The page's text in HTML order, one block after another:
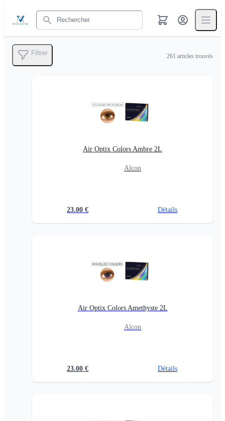
Rechercher
Filtrer 261 articles trouvés
Air Optix Colors Ambre 2L
Alcon
23.00 € Détails
Air Optix Colors Amethyste 2L
Alcon
23.00 € Détails